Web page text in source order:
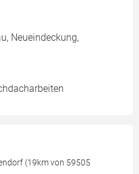
Neueindeckung,
(19km von 59505